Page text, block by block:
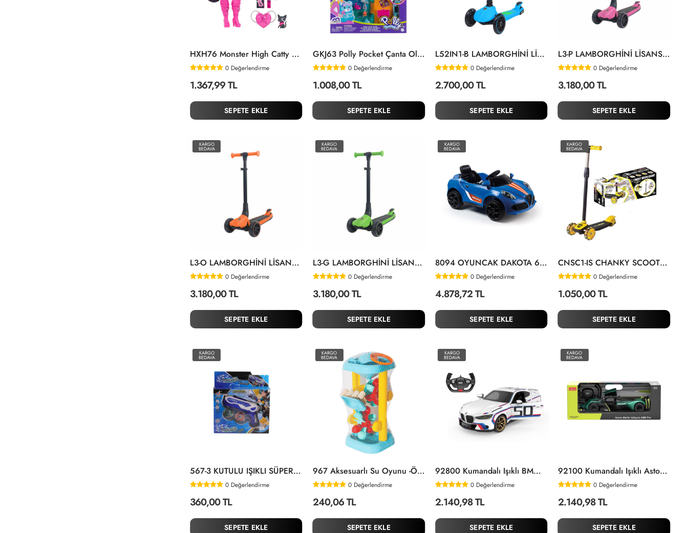
HXH76 Monster High Catty Noir
0 Değerlendirme
1.367,99 TL
SEPETE EKLE
GKJ63 Polly Pocket Çanta Olabilen Micro Oyun Setleri / +4 Yaş
0 Değerlendirme
1.008,00 TL
SEPETE EKLE
L52IN1-B LAMBORGHİNİ LİSANSLI KATLANIR OTURAKLI IŞIKLI SCOOTER MAVİ
0 Değerlendirme
2.700,00 TL
SEPETE EKLE
L3-P LAMBORGHİNİ LİSANSLI KOLAY KATLANIR IŞIKLI ORTA GÖVDE VE 3 TEKER
0 Değerlendirme
3.180,00 TL
SEPETE EKLE
KARGO
BEDAVA
L3-O LAMBORGHİNİ LİSANSLI KOLAY KATLANIR IŞIKLI ORTA GÖVDE VE 3 TEKER
0 Değerlendirme
3.180,00 TL
SEPETE EKLE
KARGO
BEDAVA
L3-G LAMBORGHİNİ LİSANSLI KOLAY KATLANIR IŞIKLI ORTA GÖVDE VE 3 TEKER
0 Değerlendirme
3.180,00 TL
SEPETE EKLE
KARGO
BEDAVA
8094 OYUNCAK DAKOTA 6V AKÜLÜ ARABA
0 Değerlendirme
4.878,72 TL
SEPETE EKLE
KARGO
BEDAVA
CNSC1-IS CHANKY SCOOTER SARI IŞIKLI KUTULU
0 Değerlendirme
1.050,00 TL
SEPETE EKLE
KARGO
BEDAVA
567-3 KUTULU IŞIKLI SÜPER TOPAÇLAR
0 Değerlendirme
360,00 TL
SEPETE EKLE
KARGO
BEDAVA
967 Aksesuarlı Su Oyunu -Öz Bayraktar
0 Değerlendirme
240,06 TL
SEPETE EKLE
KARGO
BEDAVA
92800 Kumandalı Işıklı BMW 1:14 -Sunman
0 Değerlendirme
2.140,98 TL
SEPETE EKLE
KARGO
BEDAVA
92100 Kumandalı Işıklı Aston Martin Valkyrie Amr Pro 1:14 -Sunman
0 Değerlendirme
2.140,98 TL
SEPETE EKLE